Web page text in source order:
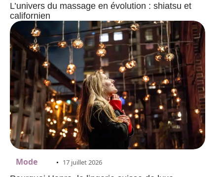
L’univers du massage en évolution : shiatsu et
californien
Mode 17 juillet 2026